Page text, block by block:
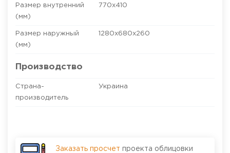
Размер внутренний
(мм)
770х410
Размер наружный
(мм)
1280х680х260
Производство
Страна-
производитель
Украина
Заказать просчет проекта облицовки